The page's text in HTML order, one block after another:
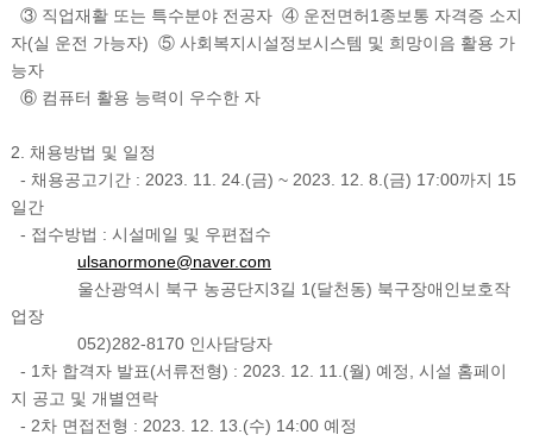
③ 직업재활 또는 특수분야 전공자 ④ 운전면허1종보통 자격증 소지
자(실 운전 가능자) ⑤ 사회복지시설정보시스템 및 희망이음 활용 가
능자
⑥ 컴퓨터 활용 능력이 우수한 자
2. 채용방법 및 일정
- 채용공고기간 : 2023. 11. 24.(금) ~ 2023. 12. 8.(금) 17:00까지 15
일간
- 접수방법 : 시설메일 및 우편접수
ulsanormone@naver.com
울산광역시 북구 농공단지3길 1(달천동) 북구장애인보호작
업장
052)282-8170 인사담당자
- 1차 합격자 발표(서류전형) : 2023. 12. 11.(월) 예정, 시설 홈페이
지 공고 및 개별연락
- 2차 면접전형 : 2023. 12. 13.(수) 14:00 예정